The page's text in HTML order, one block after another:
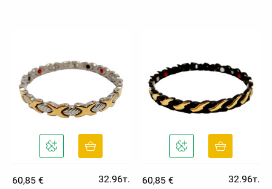
60,85 €
32.96т.
60,85 €
32.96т.